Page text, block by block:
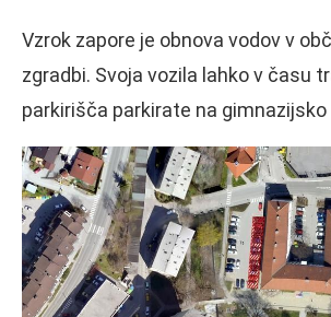
Vzrok zapore je obnova vodov v
zgradbi. Svoja vozila lahko v času
parkirišča parkirate na gimnazijsko